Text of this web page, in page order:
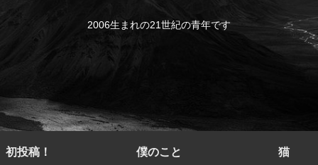
2006生まれの21世紀の青年です
初投稿！ 僕のこと 猫